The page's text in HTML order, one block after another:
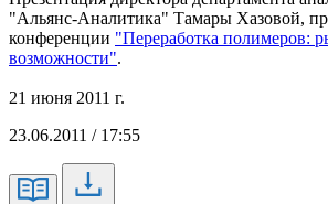
"Альянс-Аналитика" Тамары Хазовой,
конференции "Переработка полимеров:
возможности".
21 июня 2011 г.
23.06.2011 / 17:55